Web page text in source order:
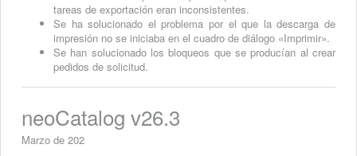
tareas de exportación eran inconsistentes.
Se ha solucionado el problema por el que la descarga de
impresión no se iniciaba en el cuadro de diálogo «Imprimir».
Se han solucionado los bloqueos que se producían al crear
pedidos de solicitud.
neoCatalog v26.3
Marzo de 202